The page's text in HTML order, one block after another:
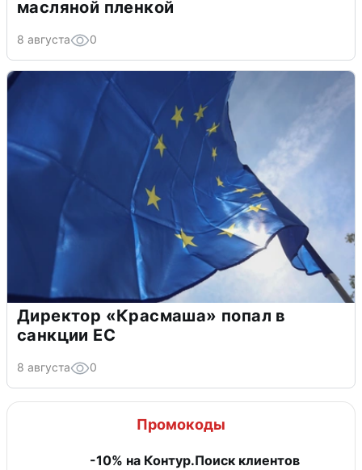
масляной пленкой
8 августа 0
Директор «Красмаша» попал в
санкции ЕС
8 августа 0
Промокоды
-10% на Контур.Поиск клиентов